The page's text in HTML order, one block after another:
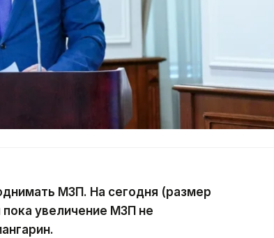
МЗП. На сегодня (размер
увеличение МЗП не